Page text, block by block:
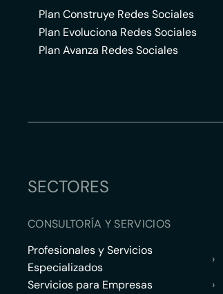
Plan Construye Redes Sociales
Plan Evoluciona Redes Sociales
Plan Avanza Redes Sociales
SECTORES
CONSULTORÍA Y SERVICIOS
Profesionales y Servicios
Especializados
›
Servicios para Empresas
›